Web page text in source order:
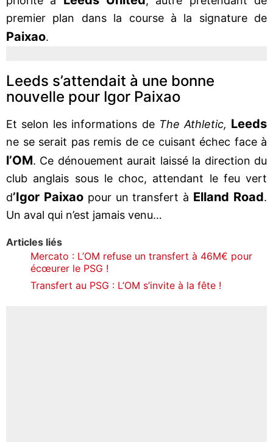
premier plan dans la course à la signature de
Paixao.
Leeds s’attendait à une bonne
nouvelle pour Igor Paixao
Et selon les informations deThe Athletic, Leeds
ne se serait pas remis de ce cuisant échec face à
l’OM. Ce dénouement aurait laissé la direction du
club anglais sous le choc, attendant le feu vert
d’Igor Paixaopour un transfert à Elland Road.
Un aval qui n’est jamais venu…
Articles liés
Mercato : L’OM refuse un transfert à 46M€ pour
écœurer le PSG !
Transfert au PSG : L’OM s’invite à la fête !